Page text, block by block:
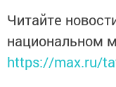
Читайте
национальном
https://max.ru/